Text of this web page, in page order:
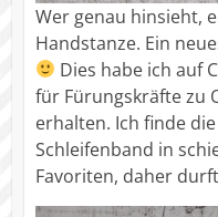
Wer genau hinsieht,
Handstanze. Ein
Dies habe ich auf
für Fürungskräfte zu
erhalten. Ich finde
Schleifenband in
Favoriten, daher